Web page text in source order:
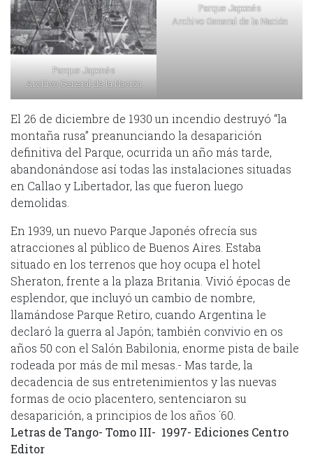
Parque Japonés
Archivo General de la Nación
Parque Japonés
Archivo General de la Nación
El 26 de diciembre de 1930 un incendio destruyó “la
montaña rusa” preanunciando la desaparición
definitiva del Parque, ocurrida un año más tarde,
abandonándose así todas las instalaciones situadas
en Callao y Libertador, las que fueron luego
demolidas.
En 1939, un nuevo Parque Japonés ofrecía sus
atracciones al público de Buenos Aires. Estaba
situado en los terrenos que hoy ocupa el hotel
Sheraton, frente a la plaza Britania. Vivió épocas de
esplendor, que incluyó un cambio de nombre,
llamándose Parque Retiro, cuando Argentina le
declaró la guerra al Japón; también convivio en os
años 50 con el Salón Babilonia, enorme pista de baile
rodeada por más de mil mesas.- Mas tarde, la
decadencia de sus entretenimientos y las nuevas
formas de ocio placentero, sentenciaron su
desaparición, a principios de los años ´60.
Letras de Tango- Tomo III- 1997- Ediciones Centro
Editor